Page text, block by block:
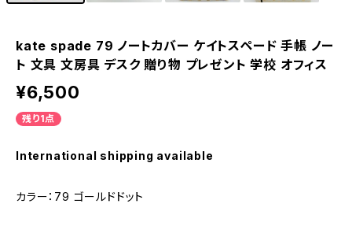
kate spade 79 ノートカバー ケイトスペード 手帳 ノー
ト 文具 文房具 デスク 贈り物 プレゼント 学校 オフィス
¥6,500
残り1点
International shipping available
カラー：79 ゴールドドット